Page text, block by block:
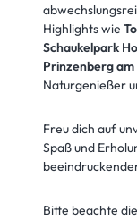
Highlights wie
Schaukelpark
Prinzenberg
Naturgenießer
Freu dich auf
Spaß und
Bitte beachte